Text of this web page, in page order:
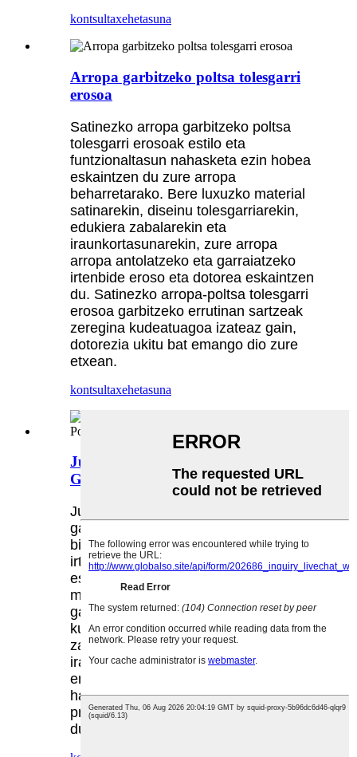
kontsultaxehetasuna
Arropa garbitzeko poltsa tolesgarri
erosoa
Satinezko arropa garbitzeko poltsa
tolesgarri erosoak estilo eta
funtzionaltasun nahasketa ezin hobea
eskaintzen du zure arropa
beharretarako. Bere luxuzko material
satinarekin, diseinu tolesgarriarekin,
edukiera zabalarekin eta
iraunkortasunarekin, zure arropa
arropa antolatzeko eta garraiatzeko
irtenbide eroso eta dotorea eskaintzen
du. Satinezko arropa-poltsa tolesgarri
erosoa garbitzeko errutinan sartzeak
zeregina kudeatuagoa izateaz gain,
dotorezia ukitu bat emango dio zure
etxean.
kontsultaxehetasuna
Jumbo Medical Garraiorako
Garbitegirako Poltsak
Jumbo osasun-garraiorako arropa
garbitzeko poltsak ezinbesteko tresna
bihurtu dira osasun-instalazioetan, eta
irtenbide eroso eta eraginkorra
eskaintzen dute zikindutako arropa,
mediku uniformeak eta arropa
garbitzeko beste elementu batzuk
kudeatzeko eta garraiatzeko. Ahalmen
zabalarekin, eraikuntza
iraunkorrarekin, higiene kontuekin eta
erabiltzeko erraztasunarekin, poltsa
hauek eragiketak errazten eta
produktibitatea hobetzen laguntzen
dute.